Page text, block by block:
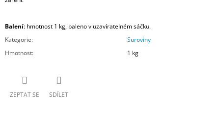
Balení: hmotnost 1 kg, baleno v uzavíratelném sáčku.
Kategorie:
Suroviny
Hmotnost: 1 kg
ZEPTAT SE SDÍLET